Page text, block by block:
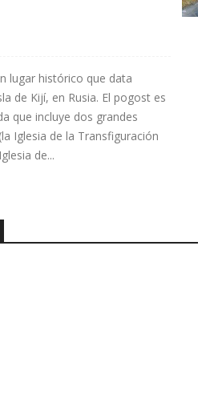
lugar histórico que data
de Kijí, en Rusia. El pogost es
que incluye dos grandes
Iglesia de la Transfiguración
de...